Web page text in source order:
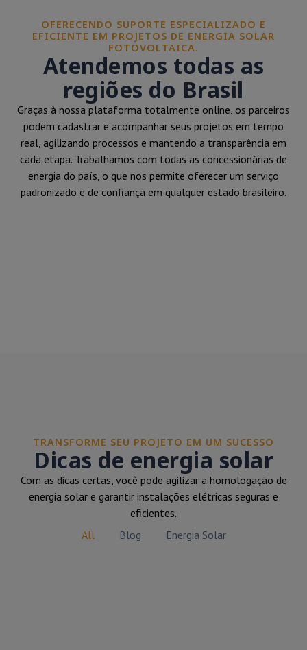
OFERECENDO SUPORTE ESPECIALIZADO E
EFICIENTE EM PROJETOS DE ENERGIA SOLAR
FOTOVOLTAICA.
Atendemos todas as
regiões do Brasil
Graças à nossa plataforma totalmente online, os parceiros
podem cadastrar e acompanhar seus projetos em tempo
real, agilizando processos e mantendo a transparência em
cada etapa. Trabalhamos com todas as concessionárias de
energia do país, o que nos permite oferecer um serviço
padronizado e de confiança em qualquer estado brasileiro.
TRANSFORME SEU PROJETO EM UM SUCESSO
Dicas de energia solar
Com as dicas certas, você pode agilizar a homologação de
energia solar e garantir instalações elétricas seguras e
eficientes.
All
Blog Energia Solar